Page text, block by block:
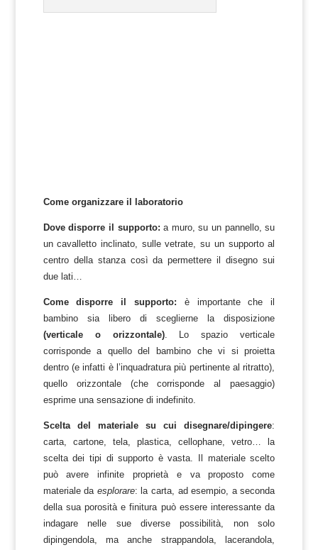
Come organizzare il laboratorio
Dove disporre il supporto:a muro, su un pannello, su
un cavalletto inclinato, sulle vetrate, su un supporto al
centro della stanza così da permettere il disegno sui
due lati…
Come disporre il supporto: è importante che il
bambino sia libero di sceglierne la disposizione
(verticale o orizzontale). Lo spazio verticale
corrisponde a quello del bambino che vi si proietta
dentro (e infatti è l’inquadratura più pertinente al ritratto),
quello orizzontale (che corrisponde al paesaggio)
esprime una sensazione di indefinito.
Scelta del materiale su cui disegnare/dipingere:
carta, cartone, tela, plastica, cellophane, vetro… la
scelta dei tipi di supporto è vasta. Il materiale scelto
può avere infinite proprietà e va proposto come
materiale da esplorare: la carta, ad esempio, a seconda
della sua porosità e finitura può essere interessante da
indagare nelle sue diverse possibilità, non solo
dipingendola, ma anche strappandola, lacerandola,